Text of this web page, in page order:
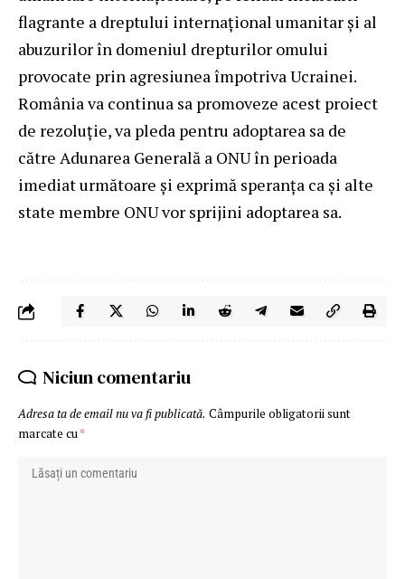
flagrante a dreptului internațional umanitar și al
abuzurilor în domeniul drepturilor omului
provocate prin agresiunea împotriva Ucrainei.
România va continua sa promoveze acest proiect
de rezoluție, va pleda pentru adoptarea sa de
către Adunarea Generală a ONU în perioada
imediat următoare și exprimă speranța ca și alte
state membre ONU vor sprijini adoptarea sa.
Niciun comentariu
Adresa ta de email nu va fi publicată. Câmpurile obligatorii sunt
marcate cu *